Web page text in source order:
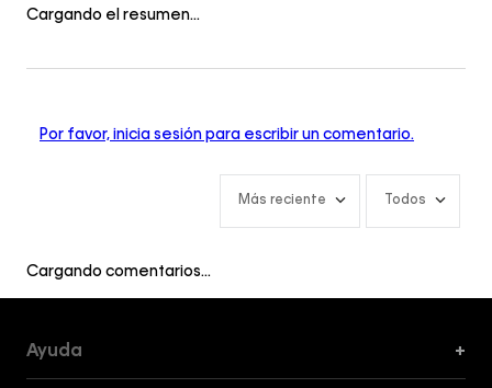
Cargando el resumen…
Por favor, inicia sesión para escribir un comentario.
Más reciente Todos
Cargando comentarios…
Ayuda +